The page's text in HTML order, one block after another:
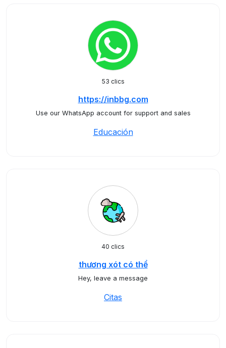
53 clics
https://inbbg.com
Use our WhatsApp account for support and sales
Educación
40 clics
thương xót có thể
Hey, leave a message
Citas